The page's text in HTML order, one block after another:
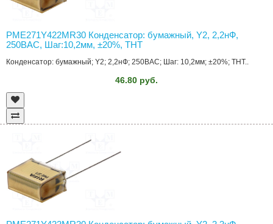
PME271Y422MR30 Конденсатор: бумажный, Y2, 2,2нФ,
250ВAC, Шаг:10,2мм, ±20%, THT
Конденсатор: бумажный; Y2; 2,2нФ; 250ВAC; Шаг: 10,2мм; ±20%; THT..
46.80 руб.